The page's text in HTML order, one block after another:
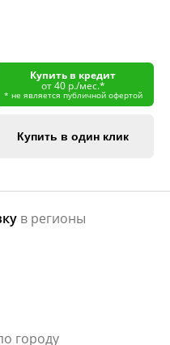
Купить в кредит
от 40 р./мес.*
* не является публичной офертой
Купить в один клик
в регионы
городу